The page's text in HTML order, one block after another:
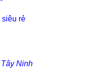
siêu rẻ
Ninh